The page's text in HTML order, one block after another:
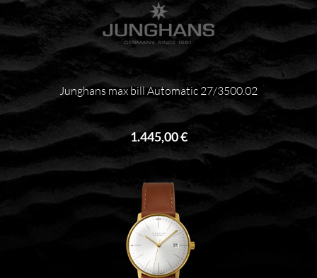
Junghans max bill Automatic 27/3500.02
1.445,00 €